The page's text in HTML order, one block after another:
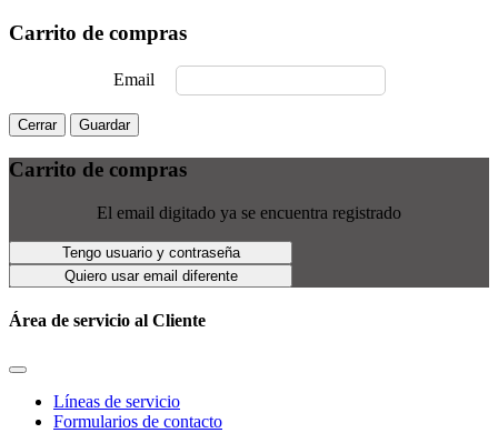
Carrito de compras
Email
Cerrar Guardar
Carrito de compras
El email digitado ya se encuentra registrado
Tengo usuario y contraseña
Quiero usar email diferente
Área de servicio al Cliente
Líneas de servicio
Formularios de contacto